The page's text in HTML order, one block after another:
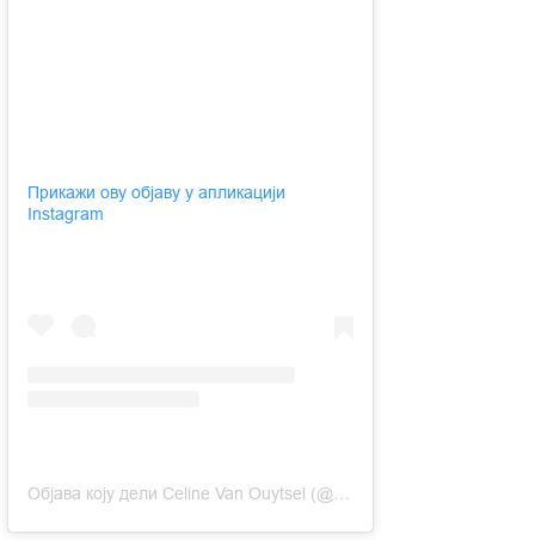
Прикажи ову објаву у апликацији
Instagram
Објава коју дели Celine Van Ouytsel (@celinevanouytsel)